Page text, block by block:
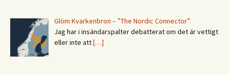
Glöm Kvarkenbron – ”The Nordic Connector”
Jag har i insändarspalter debatterat om det är vettigt
eller inte att[…]